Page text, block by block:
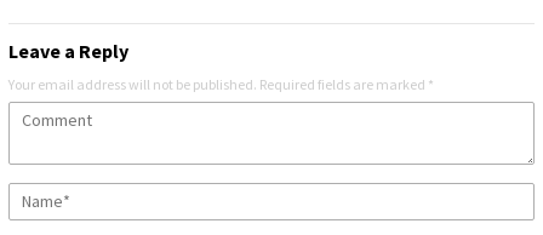
Leave a Reply
Your email address will not be published. Required fields are marked *